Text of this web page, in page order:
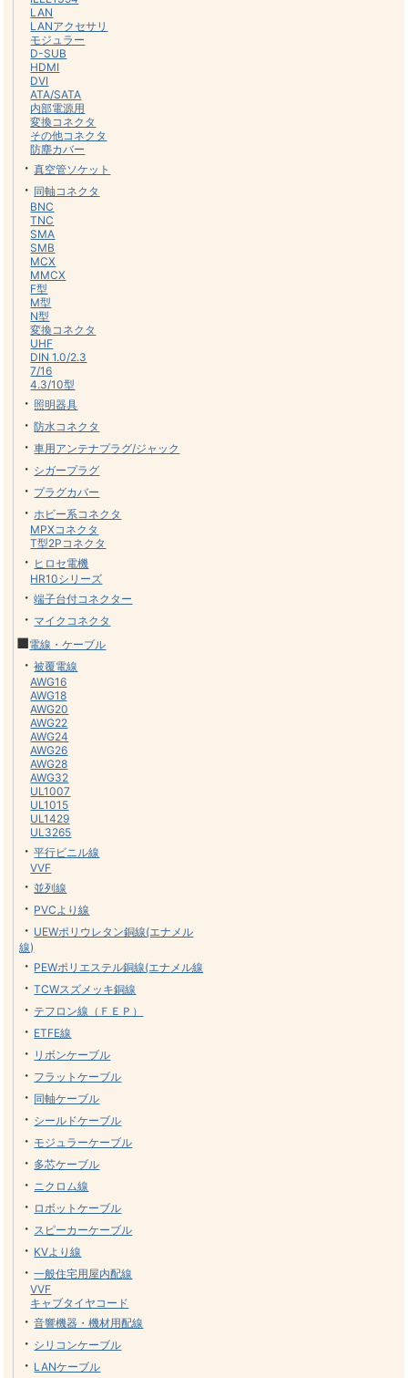
LAN
LANアクセサリ
モジュラー
D-SUB
HDMI
DVI
ATA/SATA
内部電源用
変換コネクタ
その他コネクタ
防塵カバー
・真空管ソケット
・ 同軸コネクタ
BNC
TNC
SMA
SMB
MCX
MMCX
F型
M型
N型
変換コネクタ
UHF
DIN 1.0/2.3
7/16
4.3/10型
・ 照明器具
・防水コネクタ
・車用アンテナプラグ/ジャック
・ シガープラグ
・ プラグカバー
・ホビー系コネクタ
MPXコネクタ
T型2Pコネクタ
・ ヒロセ電機
HR10シリーズ
・端子台付コネクター
・ マイクコネクタ
■電線・ケーブル
・被覆電線
AWG16
AWG18
AWG20
AWG22
AWG24
AWG26
AWG28
AWG32
UL1007
UL1015
UL1429
UL3265
・平行ビニル線
VVF
・ 並列線
・ PVCより線
・ UEWポリウレタン銅線(エナメル
線)
・ PEWポリエステル銅線(エナメル線)
・TCWスズメッキ銅線
・ テフロン線（ＦＥＰ）
・ ETFE線
・ リボンケーブル
・ フラットケーブル
・ 同軸ケーブル
・ シールドケーブル
・ モジュラーケーブル
・ 多芯ケーブル
・ ニクロム線
・ ロボットケーブル
・ スピーカーケーブル
・ KVより線
・一般住宅用屋内配線
VVF
キャブタイヤコード
・音響機器・機材用配線
・ シリコンケーブル
・ LANケーブル